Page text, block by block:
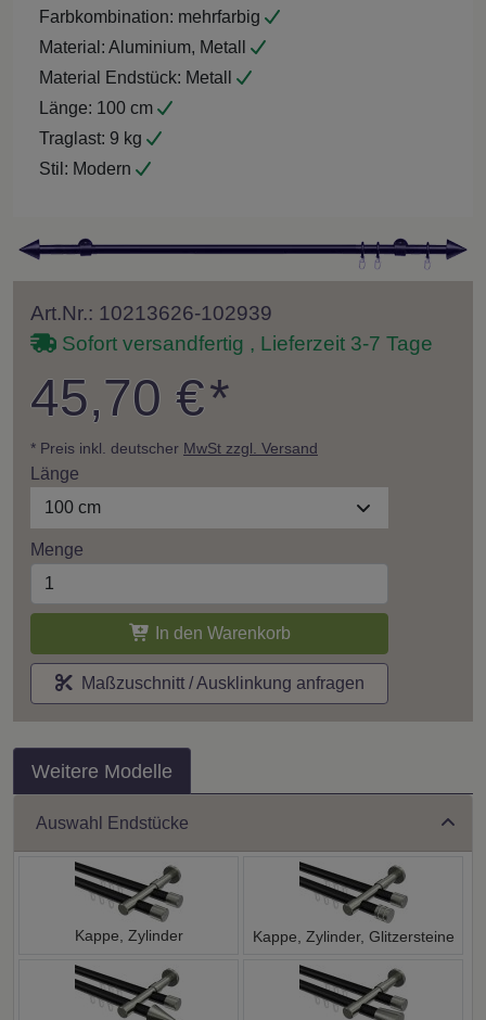
Farbkombination: mehrfarbig
Material: Aluminium, Metall
Material Endstück: Metall
Länge: 100 cm
Traglast: 9 kg
Stil: Modern
Art.Nr.: 10213626-102939
Sofort versandfertig , Lieferzeit 3-7 Tage
45,70 €*
* Preis inkl. deutscher MwSt zzgl. Versand
Länge
100 cm
Menge
In den Warenkorb
Maßzuschnitt / Ausklinkung anfragen
Weitere Modelle
Auswahl Endstücke
Kappe, Zylinder Kappe, Zylinder, Glitzersteine